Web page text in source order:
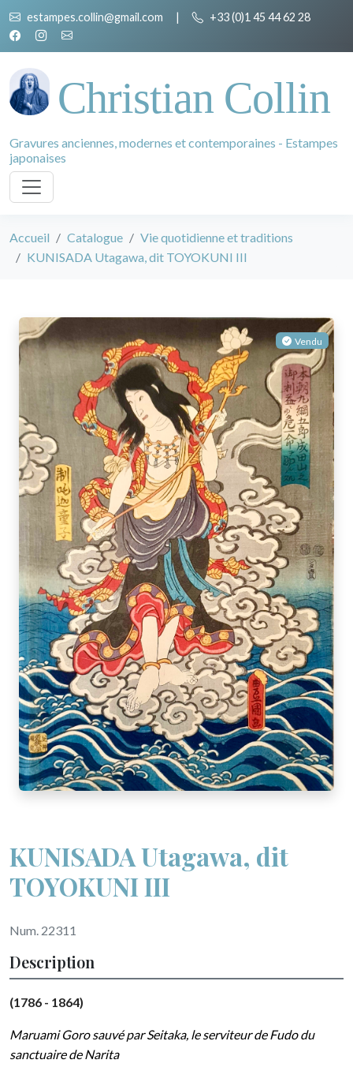
estampes.collin@gmail.com | +33 (0)1 45 44 62 28
Christian Collin
Gravures anciennes, modernes et contemporaines - Estampes
japonaises
Accueil Catalogue
Vie quotidienne et traditions
KUNISADA Utagawa, dit TOYOKUNI III
Vendu
KUNISADA Utagawa, dit
TOYOKUNI III
Num. 22311
Description
(1786 - 1864)
Maruami Goro sauvé par Seitaka, le serviteur de Fudo du
sanctuaire de Narita